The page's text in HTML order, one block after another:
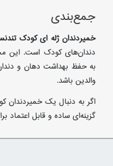
جمع‌بندی
خمیردندان ژله ای کودک
دندان‌های کودک است. این
به حفظ بهداشت دهان و
والدین باشد.
اگر به دنبال یک
گزینه‌ای ساده و قابل اعتماد